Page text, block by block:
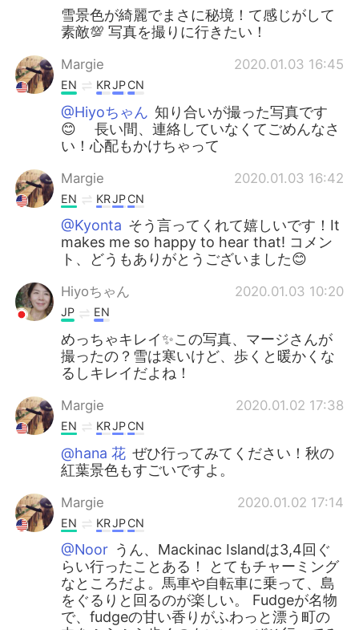
雪景色が綺麗でまさに秘境！て感じがして
素敵💯 写真を撮りに行きたい！
Margie 2020.01.03 16:45
EN KRJPCN
@Hiyoちゃん 知り合いが撮った写真です
😊 長い間、連絡していなくてごめんなさ
い！心配もかけちゃって
Margie 2020.01.03 16:42
EN KRJPCN
@Kyonta そう言ってくれて嬉しいです！It
makes me so happy to hear that! コメン
ト、どうもありがとうございました😊
Hiyoちゃん 2020.01.03 10:20
JP EN
めっちゃキレイ✨この写真、マージさんが
撮ったの？雪は寒いけど、歩くと暖かくな
るしキレイだよね！
Margie 2020.01.02 17:38
EN KRJPCN
@hana 花 ぜひ行ってみてください！秋の
紅葉景色もすごいですよ。
Margie 2020.01.02 17:14
EN KRJPCN
@Noor うん、Mackinac Islandは3,4回ぐ
らい行ったことある！ とてもチャーミング
なところだよ。馬車や自転車に乗って、島
をぐるりと回るのが楽しい。 Fudgeが名物
で、fudgeの甘い香りがふわっと漂う町の